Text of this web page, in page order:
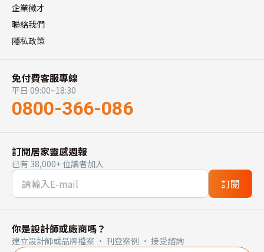
企業徵才
聯絡我們
隱私政策
免付費客服專線
平日 09:00~18:30
0800-366-086
訂閱居家靈感週報
已有 38,000+ 位讀者加入
訂閱
你是設計師或廠商嗎？
建立設計師或品牌檔案 · 刊登案例 · 接受諮詢